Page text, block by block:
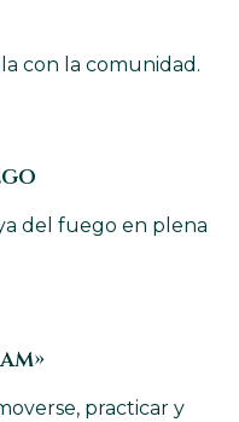
con la comunidad.
del fuego en plena
practicar y